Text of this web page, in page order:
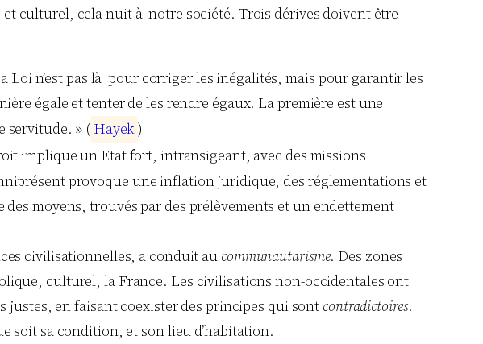
culturel, cela nuit à notre société. Trois dérives doivent être
n’est pas là pour corriger les inégalités, mais pour garantir les
égale et tenter de les rendre égaux. La première est une
» ( Hayek)
implique un Etat fort, intransigeant, avec des missions
provoque une inflation juridique, des réglementations et
moyens, trouvés par des prélèvements et un endettement
civilisationnelles, a conduit au communautarisme. Des zones
culturel, la France. Les civilisations non-occidentales ont
en faisant coexister des principes qui sont contradictoires.
soit sa condition, et son lieu d’habitation.